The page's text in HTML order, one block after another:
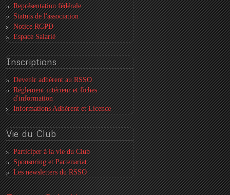
Représentation fédérale
Statuts de l'association
Notice RGPD
Espace Salarié
Inscriptions
Devenir adhérent au RSSO
Réglement intérieur et fiches
d'information
Informations Adhérent et Licence
Viedu Club
Participer à la vie du Club
Sponsoring et Partenariat
Les newsletters du RSSO